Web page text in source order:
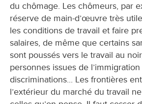
du chômage. Les chômeurs, par
réserve de main-d’œuvre très
les conditions de travail et faire
salaires, de même que certains
sont poussés vers le travail au
personnes issues de
discriminations... Les frontières
l’extérieur du marché du travail